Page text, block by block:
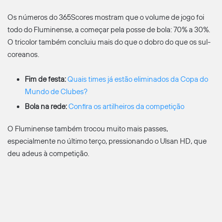
Os números do 365Scores mostram que o volume de jogo foi
todo do Fluminense, a começar pela posse de bola: 70% a 30%.
O tricolor também concluiu mais do que o dobro do que os sul-
coreanos.
Fim de festa:Quais times já estão eliminados da Copa do
Mundo de Clubes?
Bola na rede:Confira os artilheiros da competição
O Fluminense também trocou muito mais passes,
especialmente no último terço, pressionando o Ulsan HD, que
deu adeus à competição.